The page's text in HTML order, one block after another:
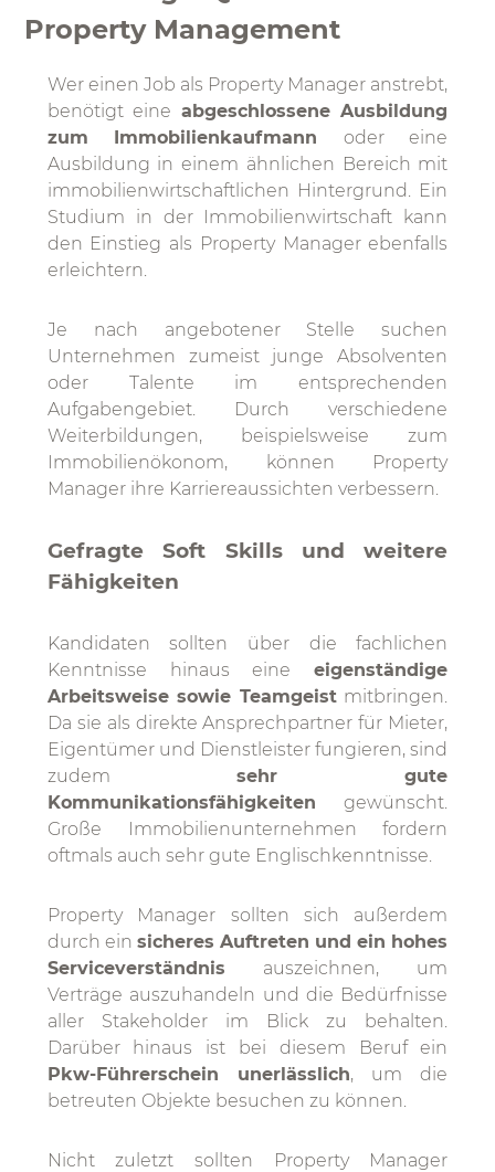
Property Management
Wer einen Job als Property Manager anstrebt,
benötigt eine abgeschlossene Ausbildung
zum Immobilienkaufmann oder eine
Ausbildung in einem ähnlichen Bereich mit
immobilienwirtschaftlichen Hintergrund. Ein
Studium in der Immobilienwirtschaft kann
den Einstieg als Property Manager ebenfalls
erleichtern.
Je nach angebotener Stelle suchen
Unternehmen zumeist junge Absolventen
oder Talente im entsprechenden
Aufgabengebiet. Durch verschiedene
Weiterbildungen, beispielsweise zum
Immobilienökonom, können Property
Manager ihre Karriereaussichten verbessern.
Gefragte Soft Skills und weitere
Fähigkeiten
Kandidaten sollten über die fachlichen
Kenntnisse hinaus eineeigenständige
Arbeitsweise sowie Teamgeistmitbringen.
Da sie als direkte Ansprechpartner für Mieter,
Eigentümer und Dienstleister fungieren, sind
zudem sehr gute
Kommunikationsfähigkeiten gewünscht.
Große Immobilienunternehmen fordern
oftmals auch sehr gute Englischkenntnisse.
Property Manager sollten sich außerdem
durch ein sicheres Auftreten und ein hohes
Serviceverständnis auszeichnen, um
Verträge auszuhandeln und die Bedürfnisse
aller Stakeholder im Blick zu behalten.
Darüber hinaus ist bei diesem Beruf ein
Pkw-Führerschein unerlässlich, um die
betreuten Objekte besuchen zu können.
Nicht zuletzt sollten Property Manager